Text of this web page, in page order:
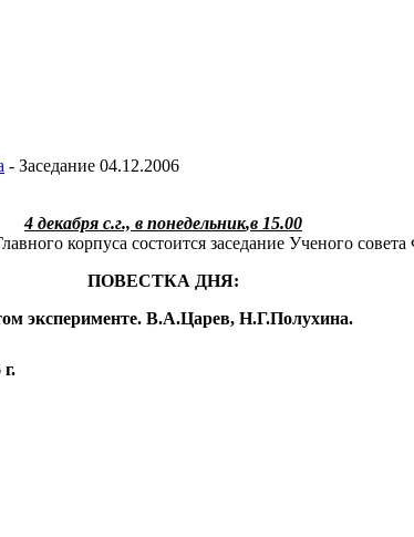
- Заседание 04.12.2006
4 декабря с.г., в понедельник,в 15.00
корпуса состоится заседание Ученого
ПОВЕСТКА ДНЯ:
эксперименте. В.А.Царев, Н.Г.Полухина.